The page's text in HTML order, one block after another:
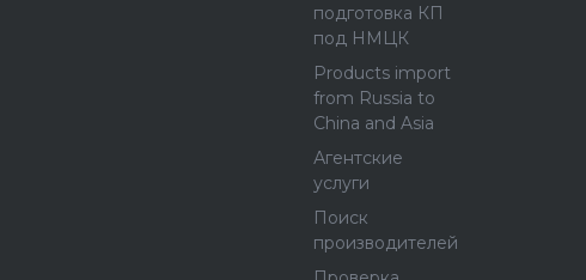
подготовка КП
под НМЦК
Products import
from Russia to
China and Asia
Агентские
услуги
Поиск
производителей